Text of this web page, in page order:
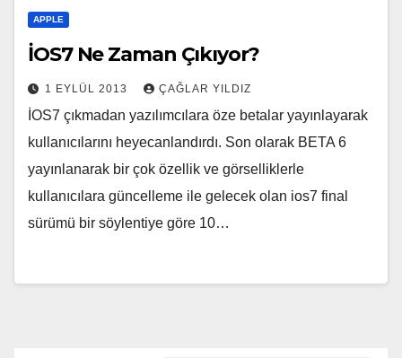
APPLE
İOS7 Ne Zaman Çıkıyor?
1 EYLÜL 2013 ÇAĞLAR YILDIZ
İOS7 çıkmadan yazılımcılara öze betalar yayınlayarak
kullanıcılarını heyecanlandırdı. Son olarak BETA 6
yayınlanarak bir çok özellik ve görselliklerle
kullanıcılara güncelleme ile gelecek olan ios7 final
sürümü bir söylentiye göre 10…